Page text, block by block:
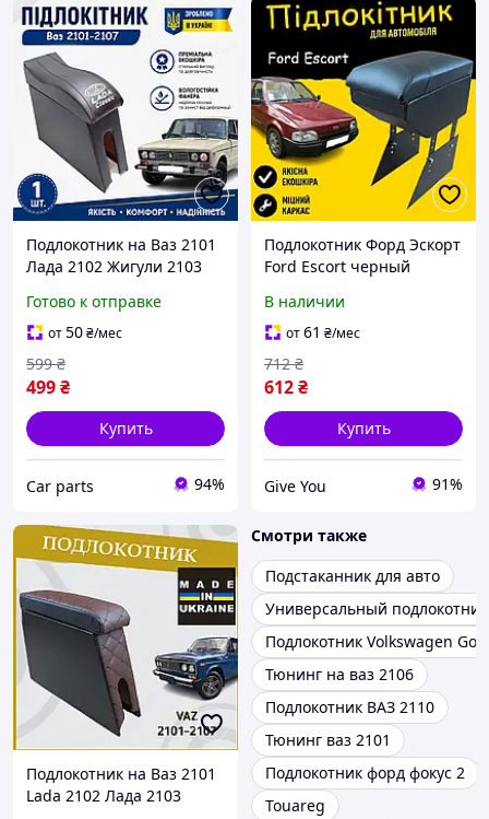
Подлокотник на Ваз 2101
Лада 2102 Жигули 2103
Готово к отправке
от50₴/мес
499₴
599 ₴
Купить
Сar parts 94%
Подлокотник Форд Эскорт
Ford Escort черный
бардачок Tuning
Аксессуары
В наличии
от61 ₴/мес
612₴
712 ₴
Купить
Give You 91%
Подлокотник на Ваз 2101
Lada 2102 Лада 2103
Смотри также
Подстаканник для авто
Универсальный подлокотник
Подлокотник Volkswagen
Тюнинг на ваз 2106
Подлокотник ВАЗ 2110
Тюнинг ваз 2101
Подлокотник форд фокус 2
Touareg